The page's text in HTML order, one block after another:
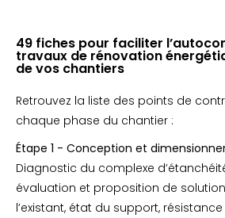
49 fiches pour faciliter
travaux de rénovation
de vos chantiers
Retrouvez la liste des points de
chaque phase du chantier :
Étape 1 - Conception et
Diagnostic du complexe
évaluation et proposition de
l’existant, état du support,